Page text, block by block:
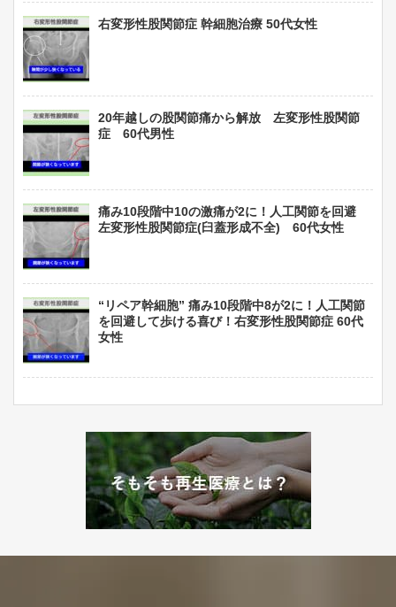
右変形性股関節症 幹細胞治療 50代女性
20年越しの股関節痛から解放 左変形性股関節
症 60代男性
痛み10段階中10の激痛が2に！人工関節を回避
左変形性股関節症(臼蓋形成不全) 60代女性
“リペア幹細胞” 痛み10段階中8が2に！人工関節
を回避して歩ける喜び！右変形性股関節症 60代
女性